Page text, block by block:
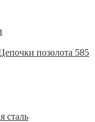
позолота 585
сталь